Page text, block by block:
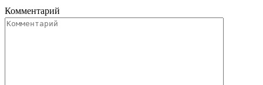
Комментарий